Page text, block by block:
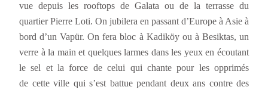
vue depuis les rooftops de Galata ou de la terrasse du
quartier Pierre Loti. On jubilera en passant d’Europe à Asie à
bord d’un Vapür. On fera bloc à Kadiköy ou à Besiktas, un
verre à la main et quelques larmes dans les yeux en écoutant
le sel et la force de celui qui chante pour les opprimés
de cette ville qui s’est battue pendant deux ans contre des